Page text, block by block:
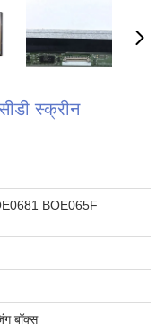
स्क्रीन
BOE065F
बॉक्स